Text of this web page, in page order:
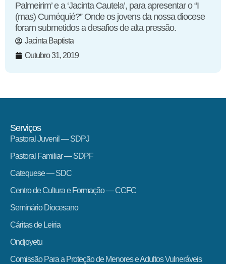
Palmeirim’ e a ‘Jacinta Cautela’, para apresentar o “I
(mas) Cuméquié?” Onde os jovens da nossa diocese
foram submetidos a desafios de alta pressão.
Jacinta Baptista
Outubro 31, 2019
Serviços
Pastoral Juvenil — SDPJ
Pastoral Familiar — SDPF
Catequese — SDC
Centro de Cultura e Formação — CCFC
Seminário Diocesano
Cáritas de Leiria
Ondjoyetu
Comissão Para a Proteção de Menores e Adultos Vulneráveis